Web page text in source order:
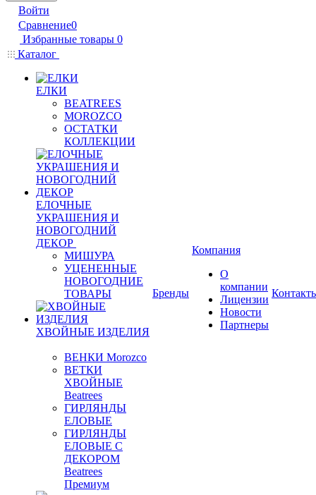
Войти
Сравнение0
Избранные товары 0
Каталог
ЕЛКИ
BEATREES
MOROZCO
ОСТАТКИ
КОЛЛЕКЦИИ
ЕЛОЧНЫЕ
УКРАШЕНИЯ И
НОВОГОДНИЙ
ДЕКОР
МИШУРА
УЦЕНЕННЫЕ
НОВОГОДНИЕ
ТОВАРЫ
ХВОЙНЫЕ ИЗДЕЛИЯ
ВЕНКИ Morozco
ВЕТКИ
ХВОЙНЫЕ
Beatrees
ГИРЛЯНДЫ
ЕЛОВЫЕ
ГИРЛЯНДЫ
ЕЛОВЫЕ С
ДЕКОРОМ
Beatrees
Премиум
Бренды
Компания
О
компании
Лицензии
Новости
Партнеры